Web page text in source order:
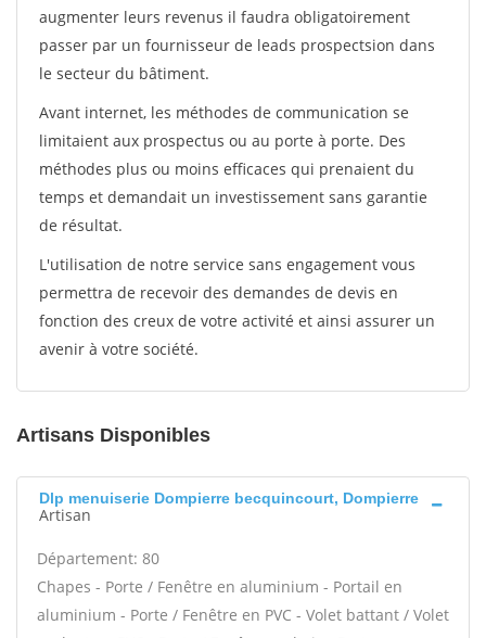
augmenter leurs revenus il faudra obligatoirement
passer par un fournisseur de leads prospectsion dans
le secteur du bâtiment.
Avant internet, les méthodes de communication se
limitaient aux prospectus ou au porte à porte. Des
méthodes plus ou moins efficaces qui prenaient du
temps et demandait un investissement sans garantie
de résultat.
L'utilisation de notre service sans engagement vous
permettra de recevoir des demandes de devis en
fonction des creux de votre activité et ainsi assurer un
avenir à votre société.
Artisans Disponibles
Dlp menuiserie Dompierre becquincourt, Dompierre
Artisan
Département: 80
Chapes - Porte / Fenêtre en aluminium - Portail en
aluminium - Porte / Fenêtre en PVC - Volet battant / Volet